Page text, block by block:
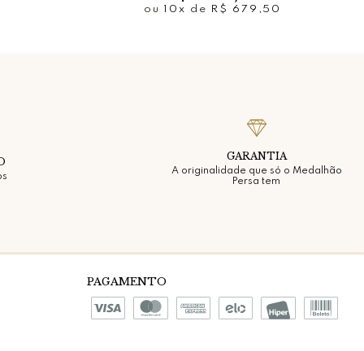
ou 10x de R$ 679,50
GARANTIA
A originalidade que só o Medalhão
Persa tem
PAGAMENTO